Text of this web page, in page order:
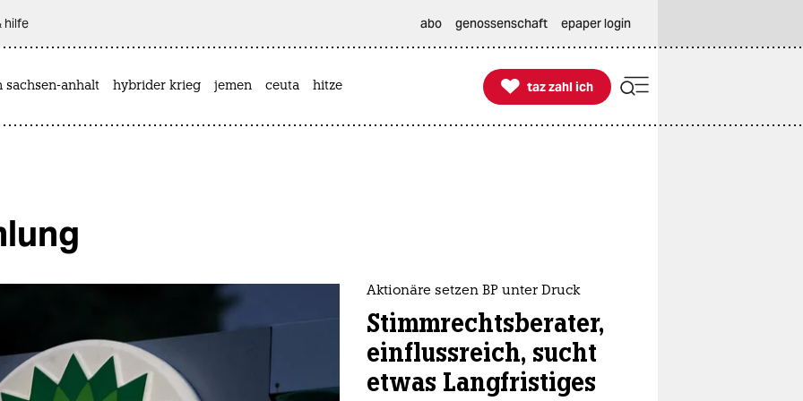
hilfe abo genossenschaft epaper login
sachsen-anhalt hybrider krieg jemen ceuta hitze 
taz zahl ich
taz zahl ich
Aktionäre setzen BP unter Druck
Stimmrechtsberater,
einflussreich, sucht
etwas Langfristiges